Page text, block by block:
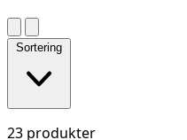
Sortering
23 produkter